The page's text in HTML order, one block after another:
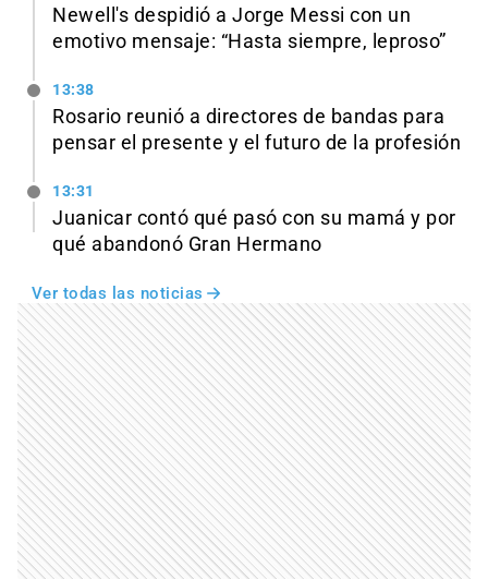
Newell's despidió a Jorge Messi con un
emotivo mensaje: “Hasta siempre, leproso”
13:38
Rosario reunió a directores de bandas para
pensar el presente y el futuro de la profesión
13:31
Juanicar contó qué pasó con su mamá y por
qué abandonó Gran Hermano
Ver todas las noticias